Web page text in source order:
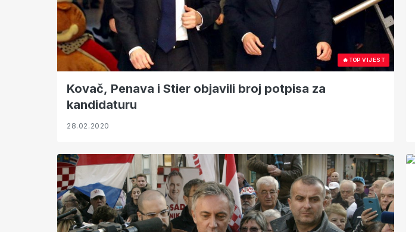
🔥TOP VIJEST
Kovač, Penava i Stier objavili broj potpisa za
kandidaturu
28.02.2020